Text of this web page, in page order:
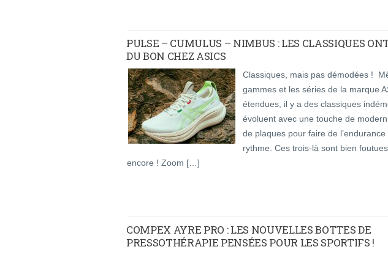
PULSE – CUMULUS – NIMBUS : LES CLASSIQUES
DU BON CHEZ ASICS
Classiques, mais pas démodées !
gammes et les séries de la marque
étendues, il y a des classiques
évoluent avec une touche de
de plaques pour faire de
rythme. Ces trois-là sont bien
encore ! Zoom […]
COMPEX AYRE PRO : LES NOUVELLES BOTTES DE
PRESSOTHÉRAPIE PENSÉES POUR LES SPORTIFS !